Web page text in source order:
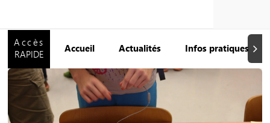
Accès
RAPIDE
Accueil Actualités Infos pratiques